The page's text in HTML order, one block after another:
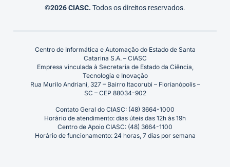
©2026 CIASC. Todos os direitos reservados.
Centro de Informática e Automação do Estado de Santa
Catarina S.A. – CIASC
Empresa vinculada à Secretaria de Estado da Ciência,
Tecnologia e Inovação
Rua Murilo Andriani, 327 – Bairro Itacorubi – Florianópolis –
SC – CEP 88034-902
Contato Geral do CIASC: (48) 3664-1000
Horário de atendimento: dias úteis das 12h às 19h
Centro de Apoio CIASC: (48) 3664-1100
Horário de funcionamento: 24 horas, 7 dias por semana